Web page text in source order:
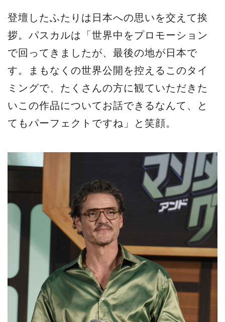
登壇したふたりは日本への思いを交えて挨
拶。パスカルは「世界中をプロモーション
で回ってきましたが、最後の地が日本で
す。まもなくの世界公開を控えるこのタイ
ミングで、たくさんの方に観ていただきた
いこの作品についてお話できるなんて、と
てもパーフェクトですね」と笑顔。